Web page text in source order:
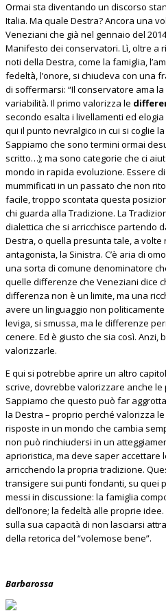
Ormai sta diventando un discorso
Italia. Ma quale Destra? Ancora una
Veneziani che già nel gennaio del
Manifesto dei conservatori. Lì, oltre a
noti della Destra, come la famiglia,
fedeltà, l’onore, si chiudeva con una
di soffermarsi: “Il conservatore ama la
variabilità. Il primo valorizza le
secondo esalta i livellamenti ed
qui il punto nevralgico in cui si coglie
Sappiamo che sono termini ormai
scritto…); ma sono categorie che ci
mondo in rapida evoluzione. Essere
mummificati in un passato che non
facile, troppo scontata questa
chi guarda alla Tradizione. La
dialettica che si arricchisce partendo
Destra, o quella presunta tale, a volte
antagonista, la Sinistra. C’è aria di
una sorta di comune denominatore
quelle differenze che Veneziani dice
differenza non è un limite, ma una
avere un linguaggio non
leviga, si smussa, ma le differenze
cenere. Ed è giusto che sia così.
valorizzarle.
E qui si potrebbe aprire un altro
scrive, dovrebbe valorizzare anche
Sappiamo che questo può far
la Destra – proprio perché valorizza
risposte in un mondo che cambia
non può rinchiudersi in un
aprioristica, ma deve saper
arricchendo la propria tradizione.
transigere sui punti fondanti, su quei
messi in discussione: la famiglia
dell’onore; la fedeltà alle proprie
sulla sua capacità di non lasciarsi
della retorica del “volemose bene”.
Barbarossa